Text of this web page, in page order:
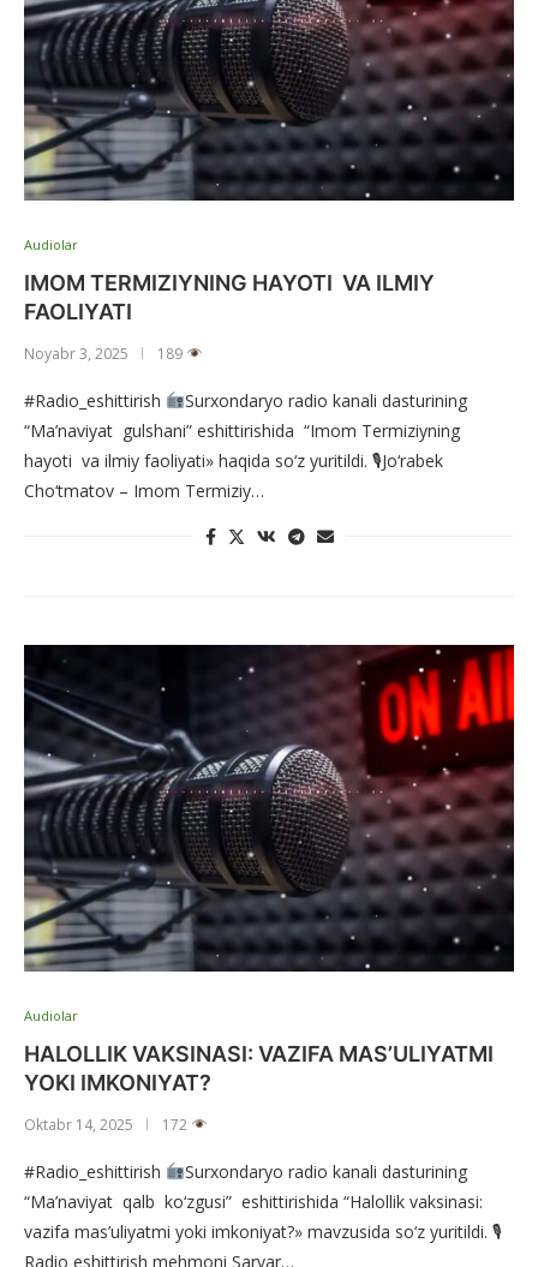
Audiolar
IMOM TERMIZIYNING HAYOTI VA ILMIY
FAOLIYATI
Noyabr 3, 2025 189
#Radio_eshittirish
Surxondaryo radio kanali dasturining
“Ma’naviyat gulshani” eshittirishida “Imom Termiziyning
hayoti va ilmiy faoliyati» haqida so‘z yuritildi. 🎙Jo‘rabek
Cho‘tmatov – Imom Termiziy…
Audiolar
HALOLLIK VAKSINASI: VAZIFA MAS’ULIYATMI
YOKI IMKONIYAT?
Oktabr 14, 2025 172
#Radio_eshittirish
Surxondaryo radio kanali dasturining
“Ma’naviyat qalb ko‘zgusi” eshittirishida “Halollik vaksinasi:
vazifa mas’uliyatmi yoki imkoniyat?» mavzusida so‘z yuritildi. 🎙
Radio eshittirish mehmoni Sarvar…